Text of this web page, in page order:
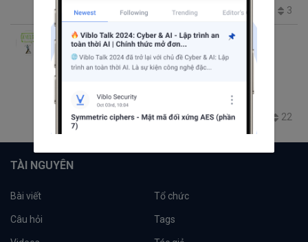
882 0 3
Dinh Van Hieu
thg 6 22, 2020 2:37 CH
Trending thg 9 21, 2022 4:38 CH
Tìm hiểu hệ thống chứng chỉ AWS
certification
35.6K 17 3 +1 22
TÀI NGUYÊN
Bài viết Tổ chức
Câu hỏi Tags